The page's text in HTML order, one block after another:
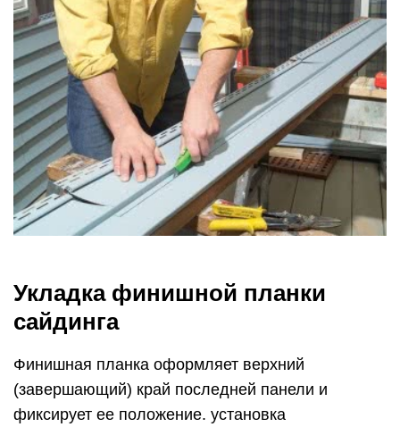
Укладка финишной планки
сайдинга
Финишная планка оформляет верхний
(завершающий) край последней панели и
фиксирует ее положение. установка